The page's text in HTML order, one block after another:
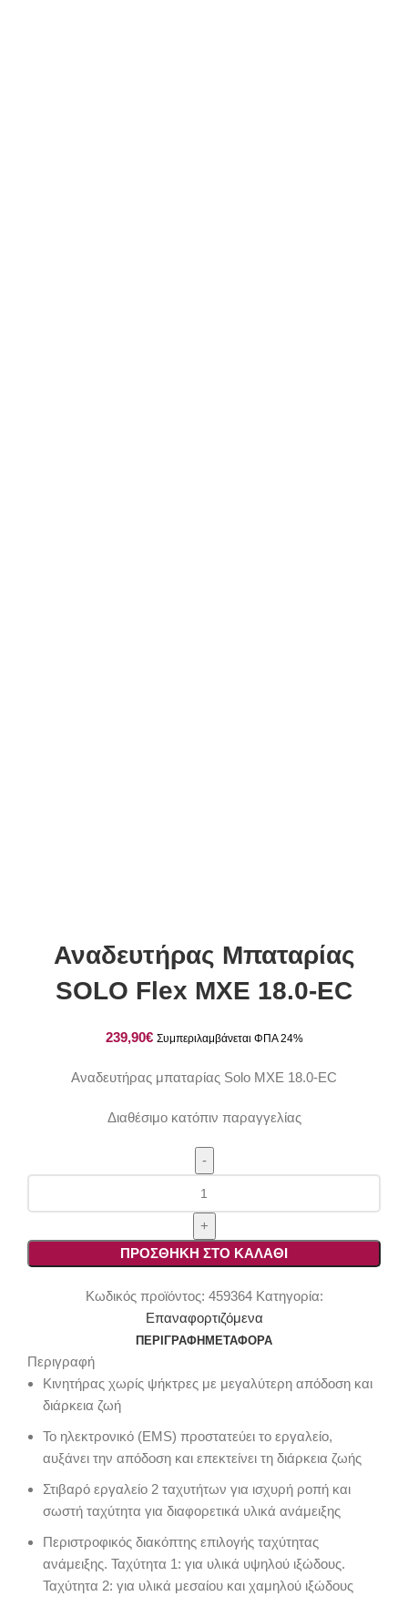
Αναδευτήρας Μπαταρίας
SOLO Flex MXE 18.0-EC
€
Αναδευτήρας μπαταρίας Solo MXE 18.0-EC
Διαθέσιμο κατόπιν παραγγελίας
MXE
ΠΡΟΣΘΉΚΗ ΣΤΟ ΚΑΛΆΘΙ
Κωδικός προϊόντος: 459364 Κατηγορία:
Επαναφορτιζόμενα
ΠΕΡΙΓΡΑΦΉ ΜΕΤΑΦΟΡΆ
Περιγραφή
Κινητήρας χωρίς ψήκτρες με μεγαλύτερη απόδοση και
διάρκεια ζωή
Το ηλεκτρονικό (EMS) προστατεύει το εργαλείο,
αυξάνει την απόδοση και επεκτείνει τη διάρκεια ζωής
Στιβαρό εργαλείο 2 ταχυτήτων για ισχυρή ροπή και
σωστή ταχύτητα για διαφορετικά υλικά ανάμειξης
Περιστροφικός διακόπτης επιλογής ταχύτητας
ανάμειξης. Ταχύτητα 1: για υλικά υψηλού ιξώδους.
Ταχύτητα 2: για υλικά μεσαίου και χαμηλού ιξώδους